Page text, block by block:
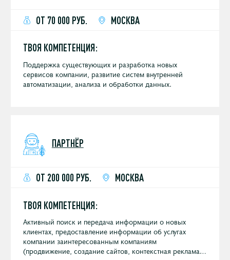
ОТ 70 000 РУБ. МОСКВА
ТВОЯ КОМПЕТЕНЦИЯ:
Поддержка существующих и разработка новых
сервисов компании, развитие систем внутренней
автоматизации, анализа и обработки данных.
ПАРТНЁР
ОТ 200 000 РУБ. МОСКВА
ТВОЯ КОМПЕТЕНЦИЯ:
Активный поиск и передача информации о новых
клиентах, предоставление информации об услугах
компании заинтересованным компаниям
(продвижение, создание сайтов, контекстная реклама и